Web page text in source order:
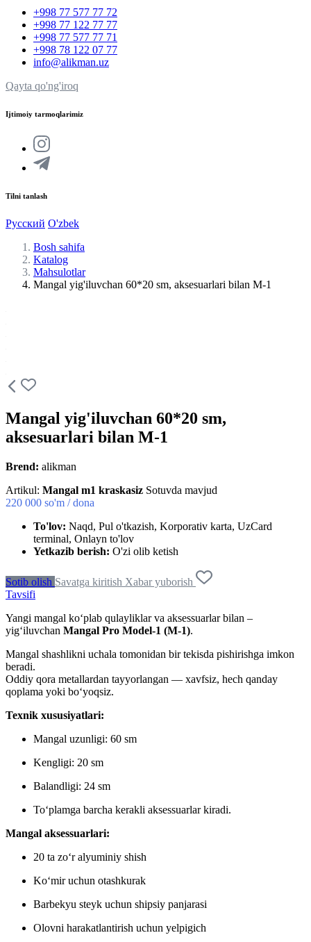
+998 77 577 77 72
+998 77 122 77 77
+998 77 577 77 71
+998 78 122 07 77
info@alikman.uz
Qayta qo'ng'iroq
Ijtimoiy tarmoqlarimiz
Tilni tanlash
Русский O'zbek
Bosh sahifa
Katalog
Mahsulotlar
Mangal yig'iluvchan 60*20 sm, aksesuarlari bilan M-1
Mangal yig'iluvchan 60*20 sm,
aksesuarlari bilan M-1
Brend: alikman
Artikul: Mangal m1 kraskasiz Sotuvda mavjud
220 000 so'm / dona
To'lov: Naqd, Pul o'tkazish, Korporativ karta, UzCard
terminal, Onlayn to'lov
Yetkazib berish: O'zi olib ketish
Sotib olish Savatga kiritish Xabar yuborish
Tavsifi
Yangi mangal ko‘plab qulayliklar va aksessuarlar bilan –
yig‘iluvchan Mangal Pro Model-1 (M-1).
Mangal shashlikni uchala tomonidan bir tekisda pishirishga imkon
beradi.
Oddiy qora metallardan tayyorlangan — xavfsiz, hech qanday
qoplama yoki bo‘yoqsiz.
Texnik xususiyatlari:
Mangal uzunligi: 60 sm
Kengligi: 20 sm
Balandligi: 24 sm
To‘plamga barcha kerakli aksessuarlar kiradi.
Mangal aksessuarlari:
20 ta zo‘r alyuminiy shish
Ko‘mir uchun otashkurak
Barbekyu steyk uchun shipsiy panjarasi
Olovni harakatlantirish uchun yelpigich